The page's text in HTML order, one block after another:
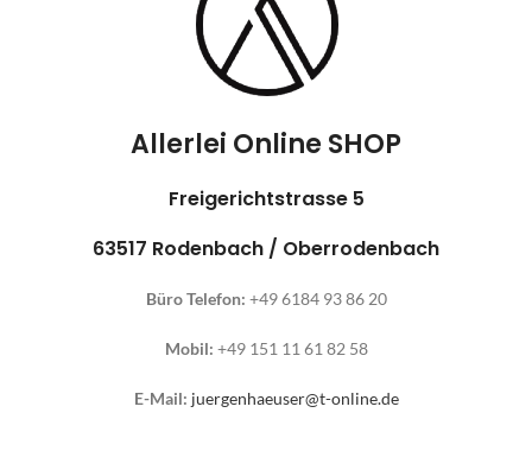
Allerlei Online SHOP
Freigerichtstrasse 5
63517 Rodenbach / Oberrodenbach
Büro Telefon: +49 6184 93 86 20
Mobil: +49 151 11 61 82 58
E-Mail: juergenhaeuser@t-online.de